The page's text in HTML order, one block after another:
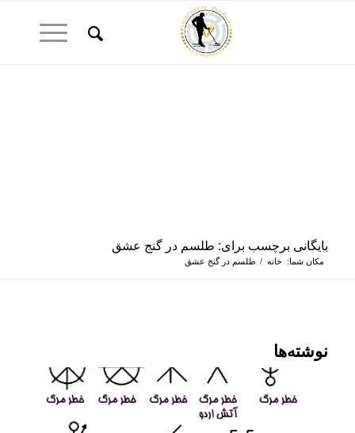
بایگانی برچسب برای: طلسم در گنج عشق
مکان شما: خانه / طلسم در گنج عشق
نوشته‌ها